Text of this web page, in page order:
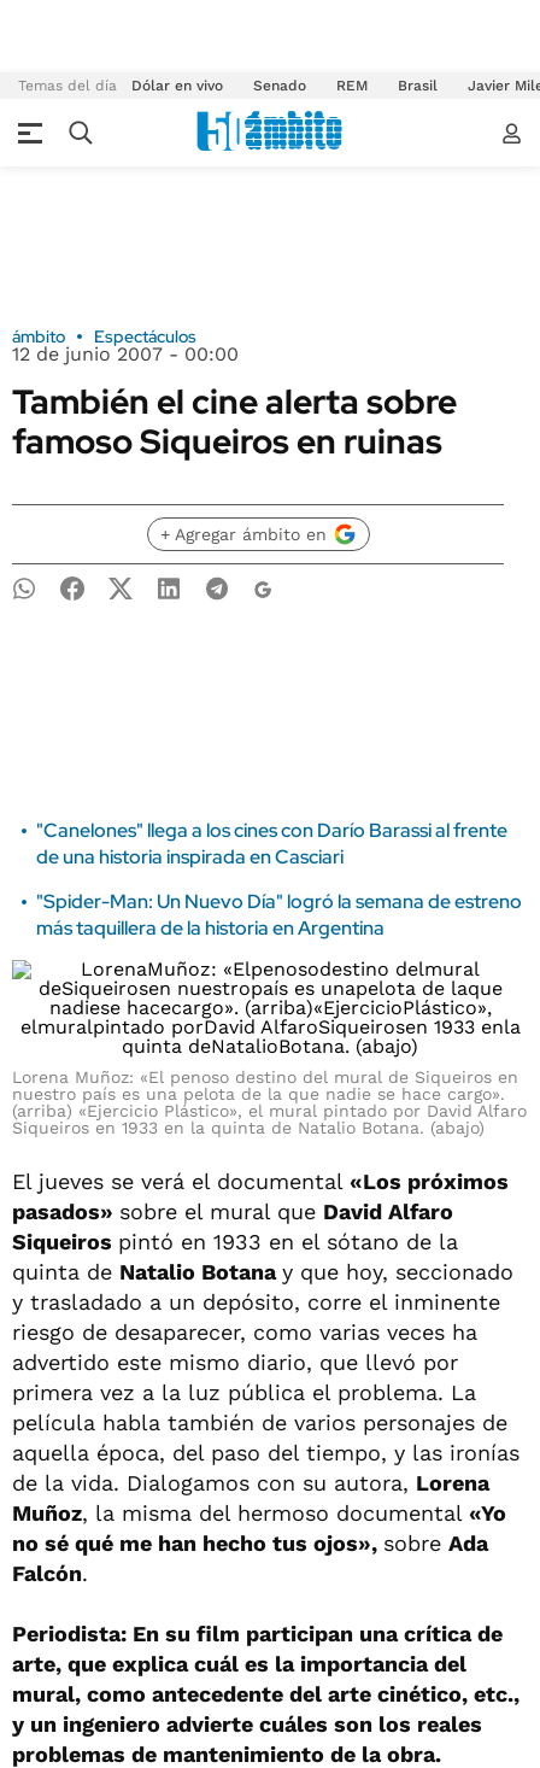
Temas del día Dólar en vivo Senado REM Brasil Javier
ámbito Espectáculos
12 de junio 2007 - 00:00
También el cine alerta sobre
famoso Siqueiros en ruinas
+ Agregar ámbito en
"Canelones" llega a los cines con Darío Barassi al frente
de una historia inspirada en Casciari
"Spider-Man: Un Nuevo Día" logró la semana de estreno
más taquillera de la historia en Argentina
Lorena Muñoz: «El penoso destino del mural de Siqueiros en
nuestro país es una pelota de la que nadie se hace cargo».
(arriba) «Ejercicio Plástico», el mural pintado por David Alfaro
Siqueiros en 1933 en la quinta de Natalio Botana. (abajo)
El jueves se verá el documental «Los próximos
pasados» sobre el mural que David Alfaro
Siqueiros pintó en 1933 en el sótano de la
quinta de Natalio Botanay que hoy, seccionado
y trasladado a un depósito, corre el inminente
riesgo de desaparecer, como varias veces ha
advertido este mismo diario, que llevó por
primera vez a la luz pública el problema. La
película habla también de varios personajes de
aquella época, del paso del tiempo, y las ironías
de la vida. Dialogamos con su autora, Lorena
Muñoz, la misma del hermoso documental «Yo
no sé qué me han hecho tus ojos», sobre Ada
Falcón.
Periodista: En su film participan una crítica de
arte, que explica cuál es la importancia del
mural, como antecedente del arte cinético, etc.,
y un ingeniero advierte cuáles son los reales
problemas de mantenimiento de la obra.